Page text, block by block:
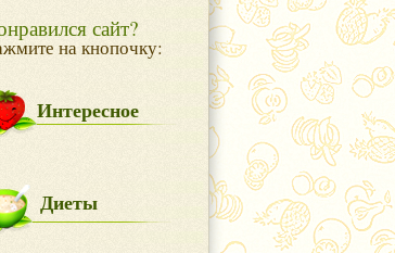
сайт?
на кнопочку:
Интересное
Диеты